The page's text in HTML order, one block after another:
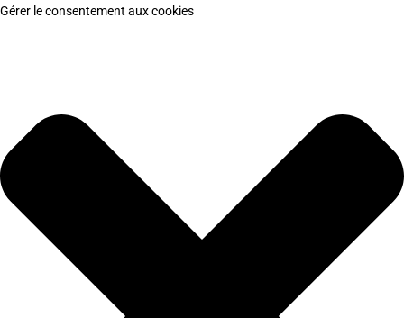
Gérer le consentement aux cookies